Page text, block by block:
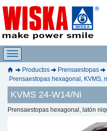
Productos Prensaestopas
Prensaestopas hexagonal, KVMS,
KVMS 24-W14/Ni
Prensaestopas hexagonal, latón